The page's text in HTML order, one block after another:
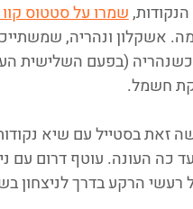
שמרו על סטטוס
אשקלון ונהריה,
(בפעם השלישית
חשמל.
זאת בסטייל עם שיא
העונה. עוטף דרום עם
הרקע בדרך לניצחון